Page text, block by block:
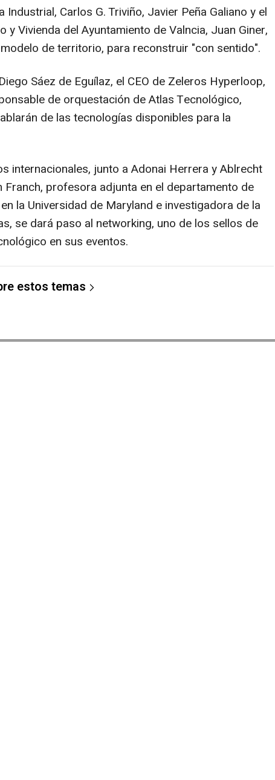
Industrial, Carlos G. Triviño, Javier Peña Galiano y el
y Vivienda del Ayuntamiento de Valncia, Juan Giner,
de territorio, para reconstruir "con sentido".
Sáez de Eguílaz, el CEO de Zeleros Hyperloop,
de orquestación de Atlas Tecnológico,
de las tecnologías disponibles para la
internacionales, junto a Adonai Herrera y Ablrecht
Franch, profesora adjunta en el departamento de
la Universidad de Maryland e investigadora de la
se dará paso al networking, uno de los sellos de
en sus eventos.
estos temas